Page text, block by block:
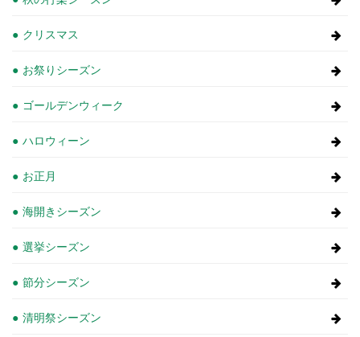
クリスマス
お祭りシーズン
ゴールデンウィーク
ハロウィーン
お正月
海開きシーズン
選挙シーズン
節分シーズン
清明祭シーズン